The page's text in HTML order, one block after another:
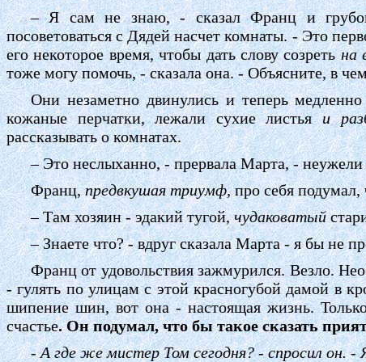
– Я сам не знаю, - сказал Франц и
посоветоваться с Дядей насчет комнаты. - Это
его некоторое время, чтобы дать слову созретьна
тоже могу помочь, - сказала она. - Объясните, в
Они незаметно двинулись и теперь
кожаные перчатки, лежали сухие листья и
рассказывать о комнатах.
– Это неслыханно, - прервала Марта, - неужели
Франц,предвкушая триумф,про себя подумал,
– Там хозяин - эдакий тугой,чудаковатый
– Знаете что? - вдруг сказала Марта - я бы не
Франц от удовольствия зажмурился. Везло.
- гулять по улицам с этой красногубой дамой в
шипение шин, вот она - настоящая жизнь.
счастье. Он подумал, что бы такое сказать
- А где же мистер Том сегодня? - спросил он. -